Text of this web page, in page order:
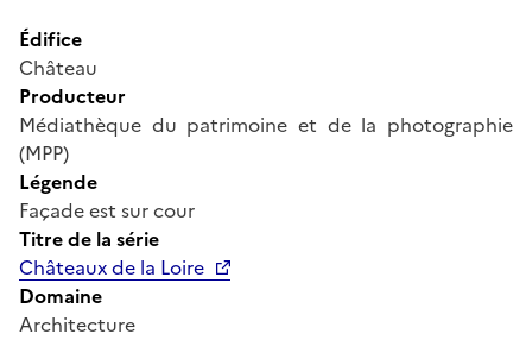
Édifice
Château
Producteur
Médiathèque du patrimoine et de la photographie
(MPP)
Légende
Façade est sur cour
Titre de la série
Châteaux de la Loire
Domaine
Architecture